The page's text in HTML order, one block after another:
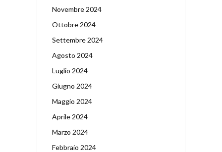
Novembre 2024
Ottobre 2024
Settembre 2024
Agosto 2024
Luglio 2024
Giugno 2024
Maggio 2024
Aprile 2024
Marzo 2024
Febbraio 2024